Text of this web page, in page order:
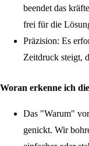
beendet das
frei für die
Präzision: Es
Zeitdruck steigt,
Woran erkenne ich
Das "Warum"
genickt. Wir